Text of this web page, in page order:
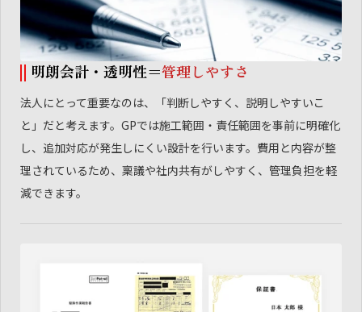
明朗会計・透明性＝管理しやすさ
法人にとって重要なのは、「判断しやすく、説明しやすいこ
と」だと考えます。GPでは施工範囲・責任範囲を事前に明確化
し、追加対応が発生しにくい設計を行います。費用と内容が整
理されているため、稟議や社内共有がしやすく、管理負担を軽
減できます。